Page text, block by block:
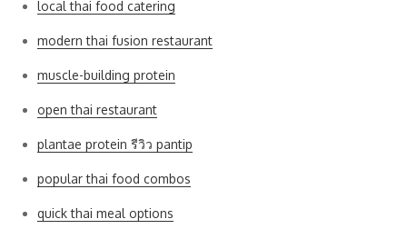
local thai food catering
modern thai fusion restaurant
muscle-building protein
open thai restaurant
plantae protein รีวิว pantip
popular thai food combos
quick thai meal options